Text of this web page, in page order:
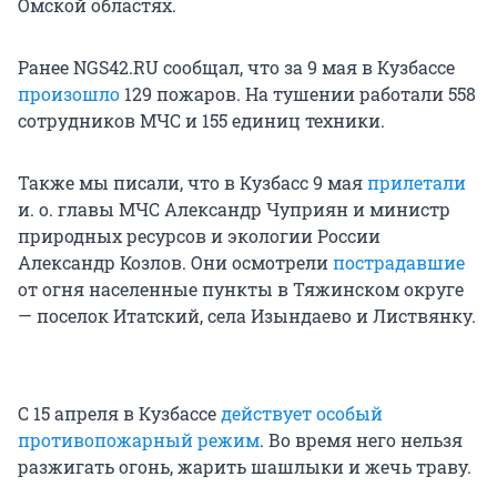
Ранее NGS42.RU сообщал, что за 9 мая в Кузбассе
произошло 129 пожаров. На тушении работали 558
сотрудников МЧС и 155 единиц техники.
Также мы писали, что в Кузбасс 9 маяприлетали
и. о. главы МЧС Александр Чуприян и министр
природных ресурсов и экологии России
Александр Козлов. Они осмотрелипострадавшие
от огня населенные пункты в Тяжинском округе
— поселок Итатский, села Изындаево и Листвянку.
С 15 апреля в Кузбасседействует особый
противопожарный режим. Во время него нельзя
разжигать огонь, жарить шашлыки и жечь траву.